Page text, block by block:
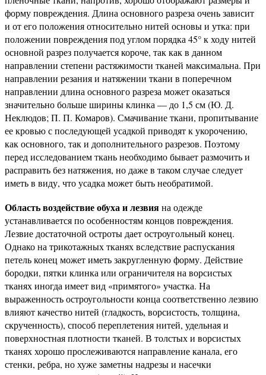
форму повреждения. Длина основного разреза очень зависит
и от его положения относительно нитей основы и утка: при
положении повреждения под углом порядка 45° к ходу нитей
основной разрез получается короче, так как в данном
направлении степени растяжимости тканей максимальна. При
направлении резания и натяжении ткани в поперечном
направлении длина основного разреза может оказаться
значительно больше ширины клинка — до 1,5 см (Ю. Д.
Неклюдов; П. П. Комаров). Смачивание ткани, пропитывание
ее кровью с последующей усадкой приводят к укорочению,
как основного, так и дополнительного разрезов. Поэтому
перед исследованием ткань необходимо бывает размочить и
расправить без натяжения, но даже в таком случае следует
иметь в виду, что усадка может быть необратимой.
Область воздействие обуха и лезвияна одежде
устанавливается по особенностям концов повреждения.
Лезвие достаточной остроты дает остроугольный конец.
Однако на трикотажных тканях вследствие распускания
петель конец может иметь закругленную форму. Действие
бородки, пятки клинка или ограничителя на ворсистых
тканях иногда имеет вид «примятого» участка. На
выраженность остроугольности конца соответственно лезвию
влияют качество нитей (гладкость, ворсистость, толщина,
скрученность), способ переплетения нитей, удельная и
поверхностная плотности тканей. В толстых и ворсистых
тканях хорошо прослеживаются направление канала, его
стенки, ребра, но хуже заметны надрезы и насечки